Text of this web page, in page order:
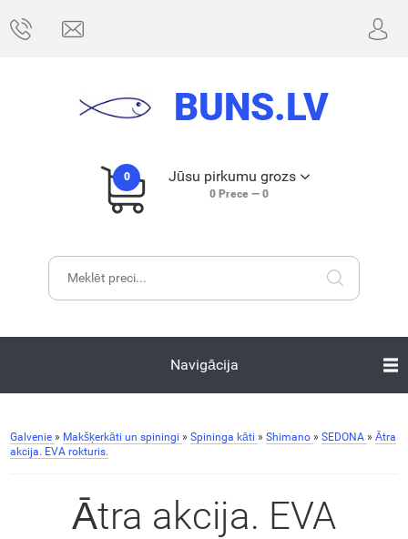
BUNS.LV
0 Jūsu pirkumu grozs
0Prece — 0
Navigācija
Galvenie » Makšķerkāti un spiningi » Spininga kāti » Shimano » SEDONA » Ātra
akcija. EVA rokturis.
Ātra akcija. EVA